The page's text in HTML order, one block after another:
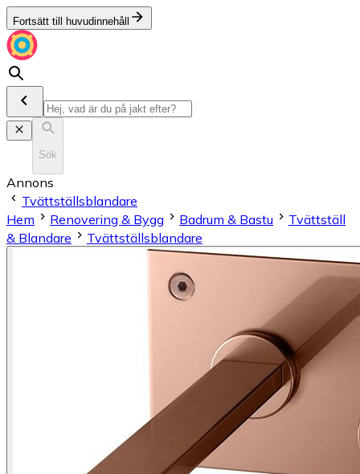
Fortsätt till huvudinnehåll
Sök
Annons
Tvättställsblandare
Hem
Renovering & Bygg Badrum & Bastu
Tvättställ
& Blandare
Tvättställsblandare